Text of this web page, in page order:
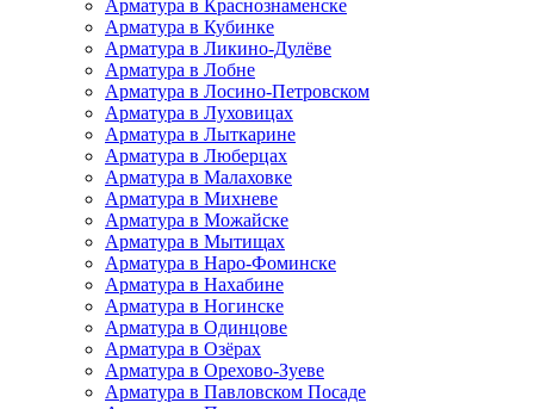
Арматура в Краснознаменске
Арматура в Кубинке
Арматура в Ликино-Дулёве
Арматура в Лобне
Арматура в Лосино-Петровском
Арматура в Луховицах
Арматура в Лыткарине
Арматура в Люберцах
Арматура в Малаховке
Арматура в Михневе
Арматура в Можайске
Арматура в Мытищах
Арматура в Наро-Фоминске
Арматура в Нахабине
Арматура в Ногинске
Арматура в Одинцове
Арматура в Озёрах
Арматура в Орехово-Зуеве
Арматура в Павловском Посаде